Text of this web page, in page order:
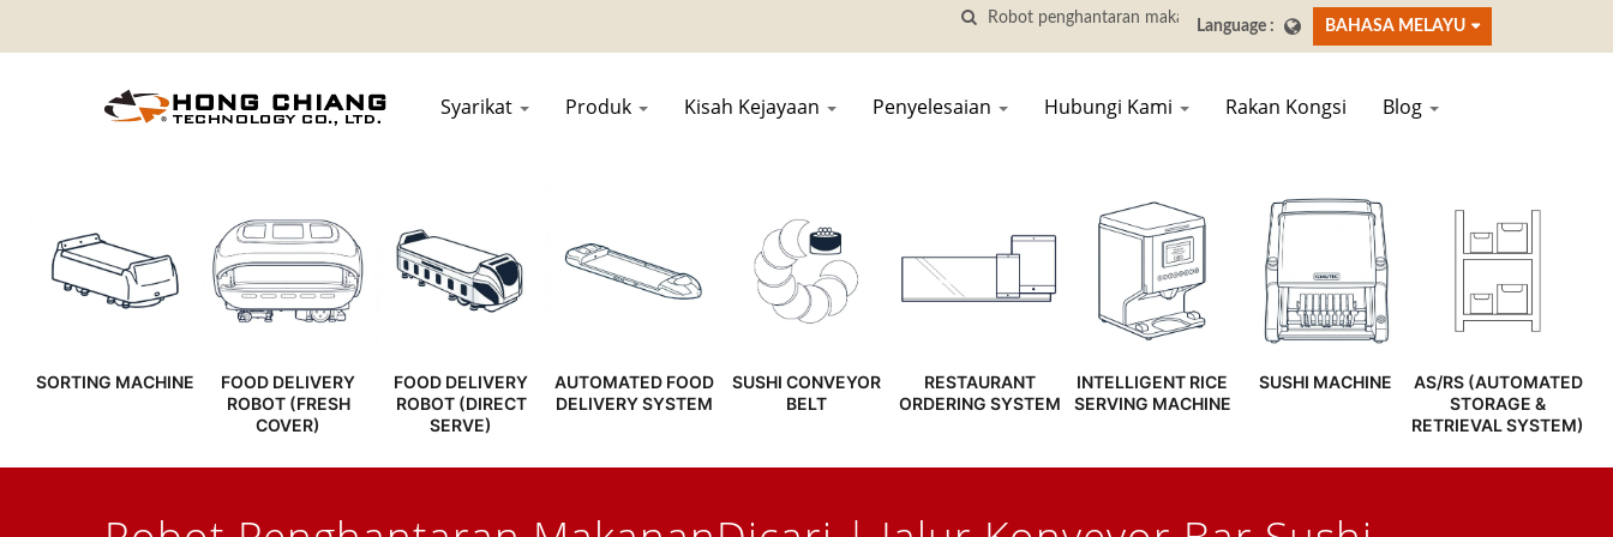
BAHASA MELAYU
Syarikat Produk Kisah Kejayaan Penyelesaian Hubungi Kami Rakan Kongsi Blog
SORTING MACHINE
FOOD DELIVERY
ROBOT (FRESH
COVER)
FOOD DELIVERY
ROBOT (DIRECT
SERVE)
AUTOMATED FOOD
DELIVERY SYSTEM
SUSHI CONVEYOR
BELT
RESTAURANT
ORDERING SYSTEM
INTELLIGENT RICE
SERVING MACHINE
SUSHI MACHINE
AS/RS (AUTOMATED
STORAGE &
RETRIEVAL SYSTEM)